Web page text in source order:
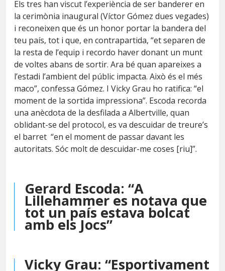
Els tres han viscut l’experiència de ser banderer en
la cerimònia inaugural (Víctor Gómez dues vegades)
i reconeixen que és un honor portar la bandera del
teu país, tot i que, en contrapartida, “et separen de
la resta de l’equip i recordo haver donant un munt
de voltes abans de sortir. Ara bé quan apareixes a
l’estadi l’ambient del públic impacta. Això és el més
maco”, confessa Gómez. I Vicky Grau ho ratifica: “el
moment de la sortida impressiona”. Escoda recorda
una anècdota de la desfilada a Albertville, quan
oblidant-se del protocol, es va descuidar de treure’s
el barret “en el moment de passar davant les
autoritats. Sóc molt de descuidar-me coses [riu]”.
Gerard Escoda: “A
Lillehammer es notava que
tot un país estava bolcat
amb els Jocs”
Vicky Grau: “Esportivament